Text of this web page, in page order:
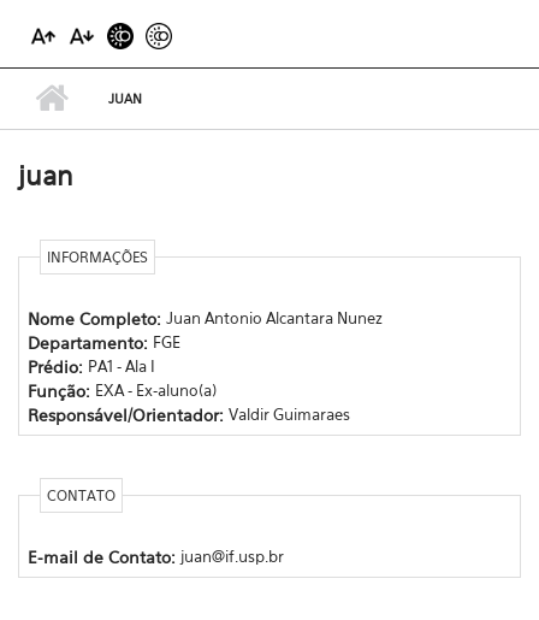
JUAN
juan
INFORMAÇÕES
Nome Completo: Juan Antonio Alcantara Nunez
Departamento: FGE
Prédio: PA1 - Ala I
Função: EXA - Ex-aluno(a)
Responsável/Orientador: Valdir Guimaraes
CONTATO
E-mail de Contato: juan@if.usp.br